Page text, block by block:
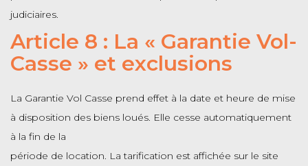
judiciaires.
Article 8 : La « Garantie Vol-
Casse » et exclusions
La Garantie Vol Casse prend effet à la date et heure de mise
à disposition des biens loués. Elle cesse automatiquement
à la fin de la
période de location. La tarification est affichée sur le site